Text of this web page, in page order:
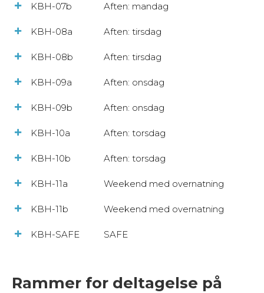
KBH-07b Aften: mandag
KBH-08a Aften: tirsdag
KBH-08b Aften: tirsdag
KBH-09a Aften: onsdag
KBH-09b Aften: onsdag
KBH-10a Aften: torsdag
KBH-10b Aften: torsdag
KBH-11a Weekend med overnatning
KBH-11b Weekend med overnatning
KBH-SAFE SAFE
Rammer for deltagelse på